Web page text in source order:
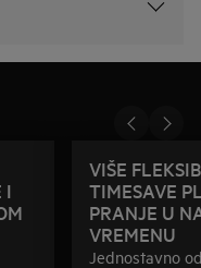
I
VIŠE
TIMESAVE
PRANJE U
VREMENU
Jednostavno